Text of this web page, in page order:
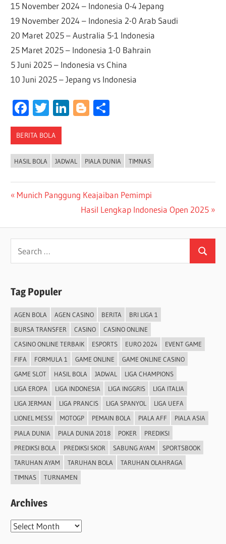
15 November 2024 – Indonesia 0-4 Jepang
19 November 2024 – Indonesia 2-0 Arab Saudi
20 Maret 2025 – Australia 5-1 Indonesia
25 Maret 2025 – Indonesia 1-0 Bahrain
5 Juni 2025 – Indonesia vs China
10 Juni 2025 – Jepang vs Indonesia
Facebook
Twitter
LinkedIn
Blogger
BERITA BOLA
HASIL BOLA JADWAL PIALA DUNIA TIMNAS
Post
Previous
Munich Panggung Keajaiban Pemimpi
Next
Hasil Lengkap Indonesia Open 2025
Search
for:
Search
Tag Populer
AGEN BOLA AGEN CASINO BERITA
BRI LIGA 1
BURSA TRANSFER
CASINO
CASINO ONLINE
CASINO ONLINE TERBAIK
ESPORTS EURO 2024
EVENT GAME
FIFA
FORMULA 1 GAME ONLINE
GAME ONLINE CASINO
GAME SLOT
HASIL BOLA JADWAL
LIGA CHAMPIONS
LIGA EROPA
LIGA INDONESIA LIGA INGGRIS
LIGA ITALIA
LIGA JERMAN
LIGA PRANCIS LIGA SPANYOL
LIGA UEFA
LIONEL MESSI
MOTOGP PEMAIN BOLA PIALA AFF
PIALA ASIA
PIALA DUNIA
PIALA DUNIA 2018 POKER
PREDIKSI
PREDIKSI BOLA
PREDIKSI SKOR SABUNG AYAM
SPORTSBOOK
TARUHAN AYAM
TARUHAN BOLA
TARUHAN OLAHRAGA
TIMNAS
TURNAMEN
Archives
Archives